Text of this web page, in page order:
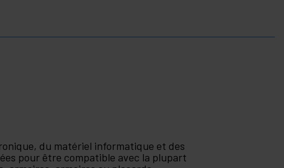
du matériel informatique et des
pour être compatible avec la plupart